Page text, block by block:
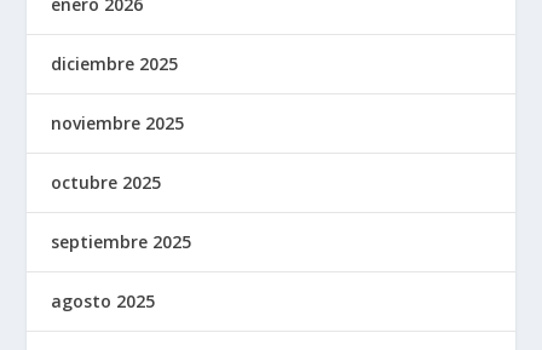
diciembre 2025
noviembre 2025
octubre 2025
septiembre 2025
agosto 2025